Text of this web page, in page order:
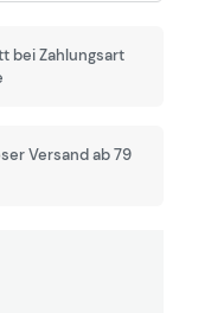
bei Zahlungsart
Versand ab 79